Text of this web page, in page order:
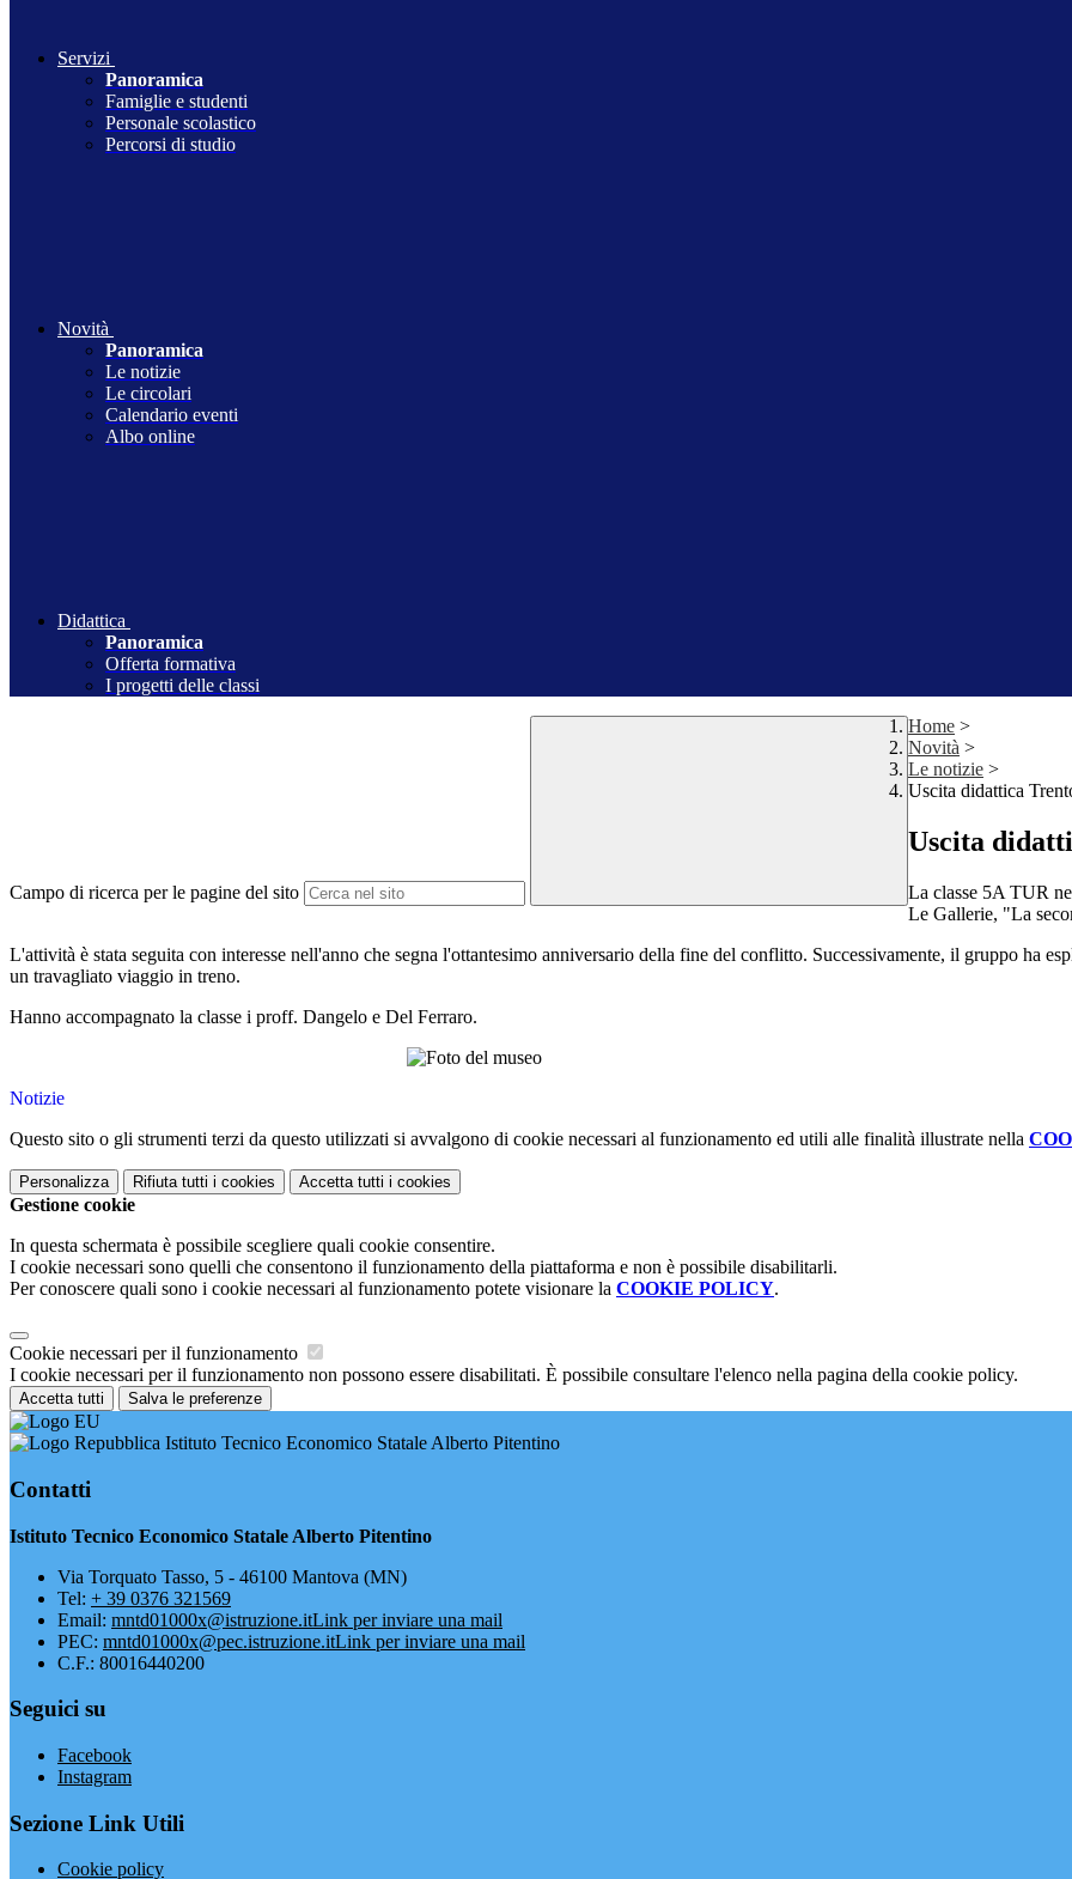
Servizi
Panoramica
Famiglie e studenti
Personale scolastico
Percorsi di studio
Novità
Panoramica
Le notizie
Le circolari
Calendario eventi
Albo online
Didattica
Panoramica
Offerta formativa
I progetti delle classi
Campo di ricerca per le pagine del sito
Home >
Novità >
Le notizie >
Uscita didattica
Uscita
La classe 5A TUR
Le Gallerie, "La
L'attività è stata seguita con interesse nell'anno che segna l'ottantesimo anniversario della fine del conflitto. Successivamente, il gruppo ha
un travagliato viaggio in treno.
Hanno accompagnato la classe i proff. Dangelo e Del Ferraro.
Notizie
Questo sito o gli strumenti terzi da questo utilizzati si avvalgono di cookie necessari al funzionamento ed utili alle finalità illustrate nella
Personalizza Rifiuta tutti i cookies Accetta tutti i cookies
Gestione cookie
In questa schermata è possibile scegliere quali cookie consentire.
I cookie necessari sono quelli che consentono il funzionamento della piattaforma e non è possibile disabilitarli.
Per conoscere quali sono i cookie necessari al funzionamento potete visionare la COOKIE POLICY.
Cookie necessari per il funzionamento
I cookie necessari per il funzionamento non possono essere disabilitati. È possibile consultare l'elenco nella pagina della cookie policy.
Accetta tutti Salva le preferenze
Istituto Tecnico Economico Statale Alberto Pitentino
Contatti
Istituto Tecnico Economico Statale Alberto Pitentino
Via Torquato Tasso, 5 - 46100 Mantova (MN)
Tel: + 39 0376 321569
Email: mntd01000x@istruzione.itLink per inviare una mail
PEC: mntd01000x@pec.istruzione.itLink per inviare una mail
C.F.: 80016440200
Seguici su
Facebook
Instagram
Sezione Link Utili
Cookie policy